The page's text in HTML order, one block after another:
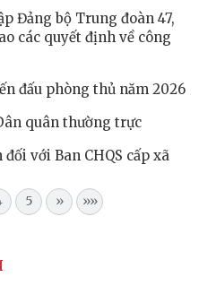
Đảng bộ Trung đoàn 47,
các quyết định về công
đấu phòng thủ năm 2026
quân thường trực
với Ban CHQS cấp xã
5 » »»